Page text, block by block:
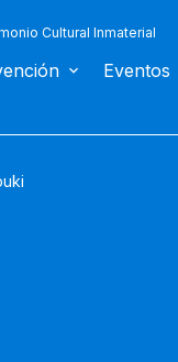
Cultural Inmaterial
Eventos